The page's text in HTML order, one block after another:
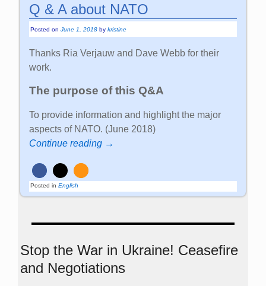
Q & A about NATO
Posted onJune 1, 2018 bykristine
Thanks Ria Verjauw and Dave Webb for their
work.
The purpose of this Q&A
To provide information and highlight the major
aspects of NATO. (June 2018)
Continue reading →
Posted in English
Stop the War in Ukraine! Ceasefire
and Negotiations